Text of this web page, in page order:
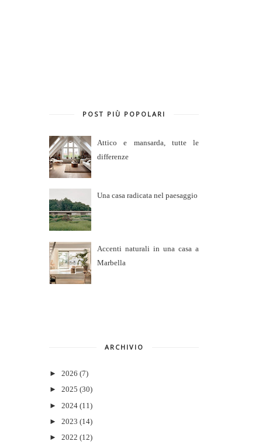
POST PIÙ POPOLARI
Attico e mansarda, tutte le
differenze
Una casa radicata nel paesaggio
Accenti naturali in una casa a
Marbella
ARCHIVIO
► 2026 (7)
► 2025 (30)
► 2024 (11)
► 2023 (14)
► 2022 (12)